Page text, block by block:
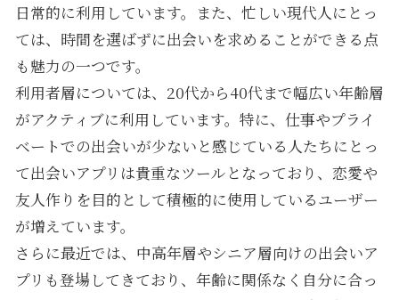
日常的に利用しています。また、忙しい現代人にとっ
ては、時間を選ばずに出会いを求めることができる点
も魅力の一つです。
利用者層については、20代から40代まで幅広い年齢層
がアクティブに利用しています。特に、仕事やプライ
ベートでの出会いが少ないと感じている人たちにとっ
て出会いアプリは貴重なツールとなっており、恋愛や
友人作りを目的として積極的に使用しているユーザー
が増えています。
さらに最近では、中高年層やシニア層向けの出会いア
プリも登場してきており、年齢に関係なく自分に合っ